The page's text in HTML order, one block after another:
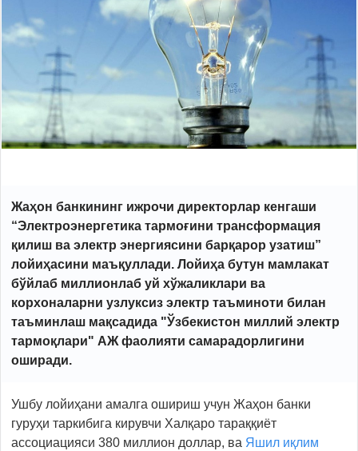
Жаҳон банкининг ижрочи директорлар кенгаши
“Электроэнергетика тармоғини трансформация
қилиш ва электр энергиясини барқарор узатиш”
лойиҳасини маъқуллади. Лойиҳа бутун мамлакат
бўйлаб миллионлаб уй хўжаликлари ва
корхоналарни узлуксиз электр таъминоти билан
таъминлаш мақсадида "Ўзбекистон миллий электр
тармоқлари" AЖ фаолияти самарадорлигини
оширади.
Ушбу лойиҳани амалга ошириш учун Жаҳон банки
гуруҳи таркибига кирувчи Халқаро тараққиёт
ассоциацияси 380 миллион доллар, ва Яшил иқлим